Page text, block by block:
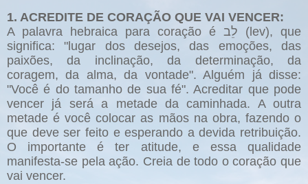
1. ACREDITE DE CORAÇÃO QUE VAI VENCER:
A palavra hebraica para coração é לֵב (lev), que
significa: "lugar dos desejos, das emoções, das
paixões, da inclinação, da determinação, da
coragem, da alma, da vontade". Alguém já disse:
"Você é do tamanho de sua fé". Acreditar que pode
vencer já será a metade da caminhada. A outra
metade é você colocar as mãos na obra, fazendo o
que deve ser feito e esperando a devida retribuição.
O importante é ter atitude, e essa qualidade
manifesta-se pela ação. Creia de todo o coração que
vai vencer.